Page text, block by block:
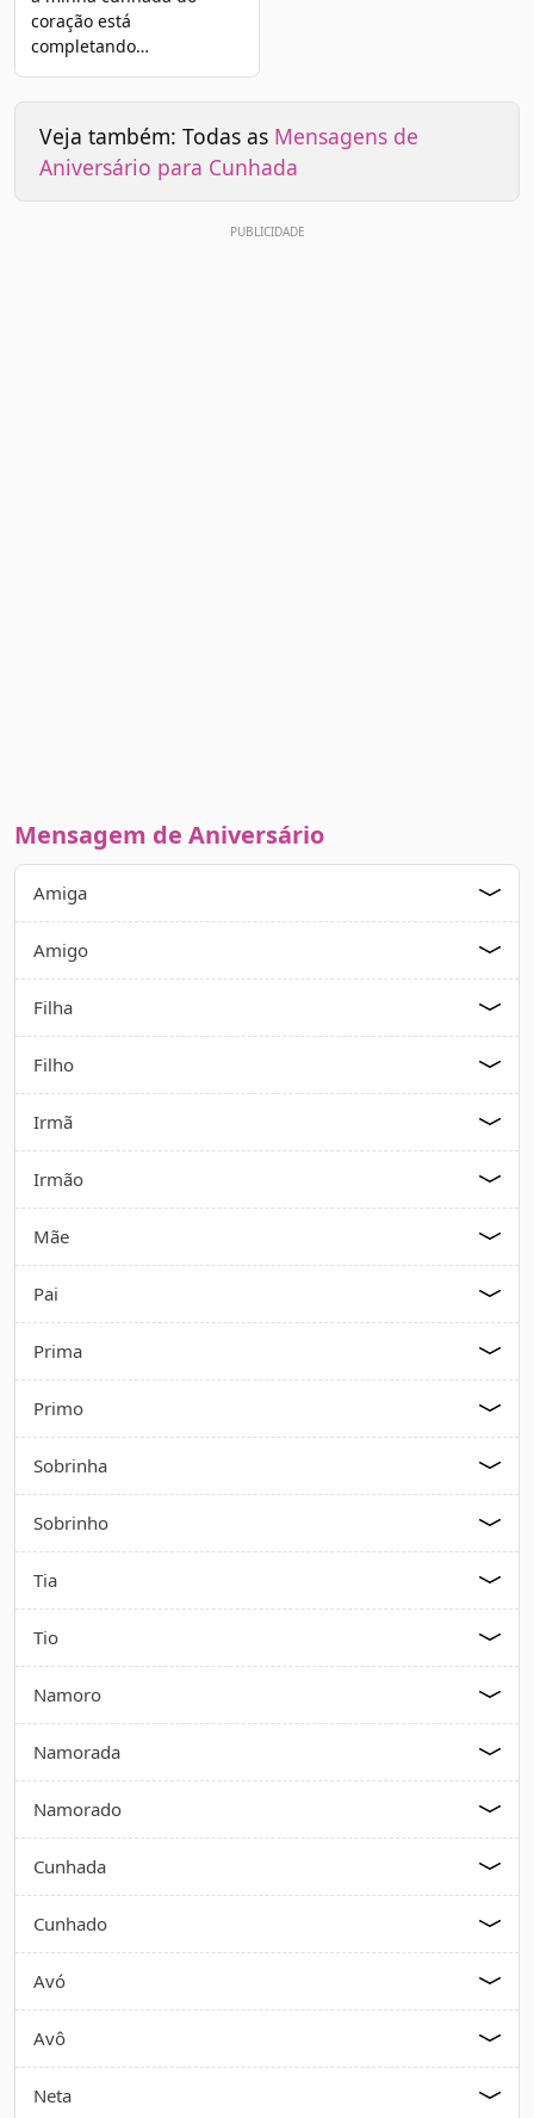
coração está
completando…
Veja também: Todas as Mensagens de
Aniversário para Cunhada
Mensagem de Aniversário
Amiga
Amigo
Filha
Filho
Irmã
Irmão
Mãe
Pai
Prima
Primo
Sobrinha
Sobrinho
Tia
Tio
Namoro
Namorada
Namorado
Cunhada
Cunhado
Avó
Avô
Neta